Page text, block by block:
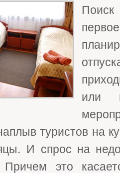
или
туристов на
И спрос на
это